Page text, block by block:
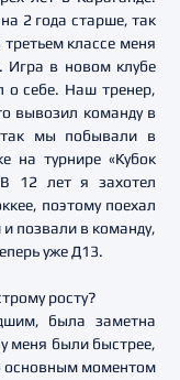
2 года старше, так
классе меня
Игра в новом клубе
о себе. Наш тренер,
вывозил команду в
так мы побывали в
на турнире «Кубок
12 лет я захотел
поэтому поехал
позвали в команду,
уже Д13.
росту?
была заметна
меня были быстрее,
основным моментом